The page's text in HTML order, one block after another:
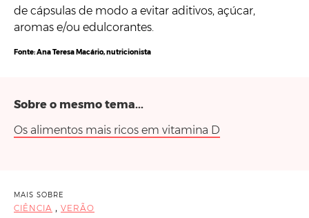
de cápsulas de modo a evitar aditivos, açúcar,
aromas e/ou edulcorantes.
Fonte:Ana Teresa Macário, nutricionista
Sobre o mesmo tema...
Os alimentos mais ricos em vitamina D
MAIS SOBRE
CIÊNCIA , VERÃO